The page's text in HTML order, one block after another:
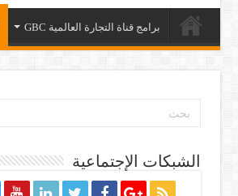
برامج قناة التجارة العالمية GBC
الشبكات الإجتماعية